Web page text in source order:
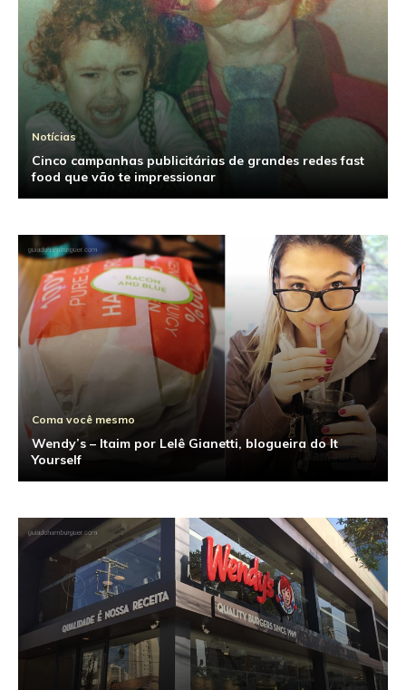
Notícias
Cinco campanhas publicitárias de grandes redes fast
food que vão te impressionar
Coma você mesmo
Wendy’s – Itaim por Lelê Gianetti, blogueira do It
Yourself